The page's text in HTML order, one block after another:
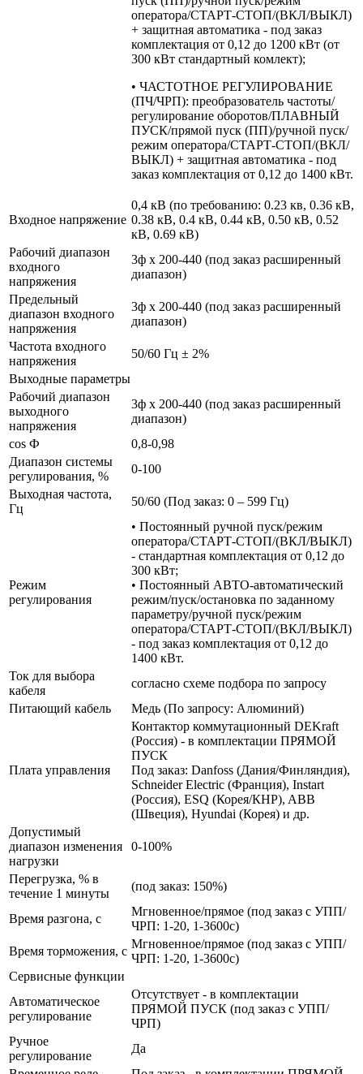
оператора/СТАРТ-СТОП/(ВКЛ/ВЫКЛ)
+ защитная автоматика - под заказ
комплектация от 0,12 до 1200 кВт (от
300 кВт стандартный комлект);
• ЧАСТОТНОЕ РЕГУЛИРОВАНИЕ
(ПЧ/ЧРП): преобразователь частоты/
регулирование оборотов/ПЛАВНЫЙ
ПУСК/прямой пуск (ПП)/ручной пуск/
режим оператора/СТАРТ-СТОП/(ВКЛ/
ВЫКЛ) + защитная автоматика - под
заказ комплектация от 0,12 до 1400 кВт.
Входное напряжение
0,4 кВ (по требованию: 0.23 кв, 0.36 кВ,
0.38 кВ, 0.4 кВ, 0.44 кВ, 0.50 кВ, 0.52
кВ, 0.69 кВ)
Рабочий диапазон
входного
напряжения
3ф х 200-440 (под заказ расширенный
диапазон)
Предельный
диапазон входного
напряжения
3ф х 200-440 (под заказ расширенный
диапазон)
Частота входного
напряжения
50/60 Гц ± 2%
Выходные параметры
Рабочий диапазон
выходного
напряжения
3ф х 200-440 (под заказ расширенный
диапазон)
cos Ф
0,8-0,98
Диапазон системы
регулирования, %
0-100
Выходная частота,
Гц
50/60 (Под заказ: 0 – 599 Гц)
Режим
регулирования
• Постоянный ручной пуск/режим
оператора/СТАРТ-СТОП/(ВКЛ/ВЫКЛ)
- стандартная комплектация от 0,12 до
300 кВт;
• Постоянный АВТО-автоматический
режим/пуск/остановка по заданному
параметру/ручной пуск/режим
оператора/СТАРТ-СТОП/(ВКЛ/ВЫКЛ)
- под заказ комплектация от 0,12 до
1400 кВт.
Ток для выбора
кабеля
согласно схеме подбора по запросу
Питающий кабель
Медь (По запросу: Алюминий)
Плата управления
Контактор коммутационный DEKraft
(Россия) - в комплектации ПРЯМОЙ
ПУСК
Под заказ: Danfoss (Дания/Финляндия),
Schneider Electric (Франция), Instart
(Россия), ESQ (Корея/КНР), ABB
(Швеция), Hyundai (Корея) и др.
Допустимый
диапазон изменения
нагрузки
0-100%
Перегрузка, % в
течение 1 минуты
(под заказ: 150%)
Время разгона, с
Мгновенное/прямое (под заказ с УПП/
ЧРП: 1-20, 1-3600с)
Время торможения, с
Мгновенное/прямое (под заказ с УПП/
ЧРП: 1-20, 1-3600с)
Сервисные функции
Автоматическое
регулирование
Отсутствует - в комплектации
ПРЯМОЙ ПУСК (под заказ с УПП/
ЧРП)
Ручное
регулирование
Да